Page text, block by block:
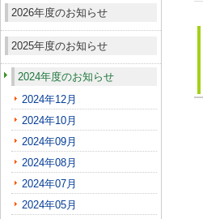
2026年度のお知らせ
2025年度のお知らせ
2024年度のお知らせ
2024年12月
2024年10月
2024年09月
2024年08月
2024年07月
2024年05月